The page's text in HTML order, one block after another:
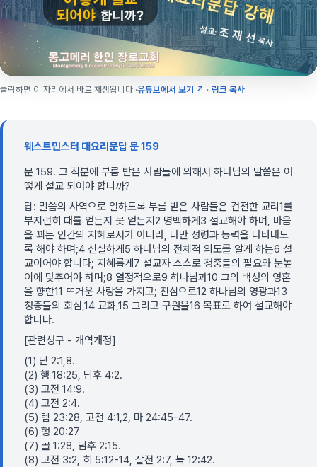
클릭하면 이 자리에서 바로 재생됩니다 ·유튜브에서 보기 ↗ · 링크 복사
웨스트민스터 대요리문답 문 159
문 159. 그 직분에 부름 받은 사람들에 의해서 하나님의 말씀은 어
떻게 설교 되어야 합니까?
답: 말씀의 사역으로 일하도록 부름 받은 사람들은 건전한 교리1를
부지런히 때를 얻든지 못 얻든지2 명백하게3 설교해야 하며, 마음
을 꾀는 인간의 지혜로서가 아니라, 다만 성령과 능력을 나타내도
록 해야 하며;4 신실하게5 하나님의 전체적 의도를 알게 하는6 설
교이어야 합니다; 지혜롭게7 설교자 스스로 청중들의 필요와 눈높
이에 맞추어야 하며;8 열정적으로9 하나님과10 그의 백성의 영혼
을 향한11 뜨거운 사랑을 가지고; 진심으로12 하나님의 영광과13
청중들의 회심,14 교화,15 그리고 구원을16 목표로 하여 설교해야
합니다.
[관련성구 - 개역개정]
(1) 딛 2:1,8.
(2) 행 18:25, 딤후 4:2.
(3) 고전 14:9.
(4) 고전 2:4.
(5) 렘 23:28, 고전 4:1,2, 마 24:45-47.
(6) 행 20:27
(7) 골 1:28, 딤후 2:15.
(8) 고전 3:2, 히 5:12-14, 살전 2:7, 눅 12:42.